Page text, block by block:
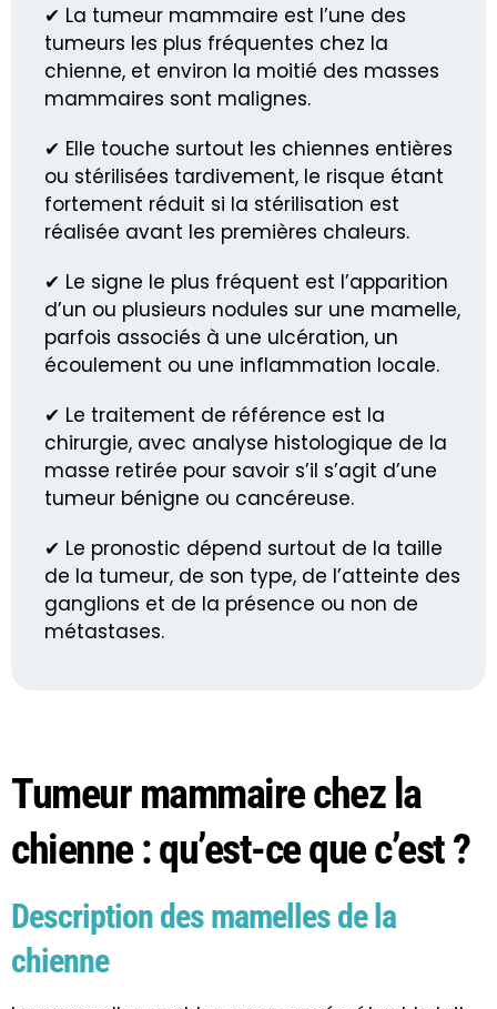
✔ La tumeur mammaire est l’une des
tumeurs les plus fréquentes chez la
chienne, et environ la moitié des masses
mammaires sont malignes.
✔ Elle touche surtout les chiennes entières
ou stérilisées tardivement, le risque étant
fortement réduit si la stérilisation est
réalisée avant les premières chaleurs.
✔ Le signe le plus fréquent est l’apparition
d’un ou plusieurs nodules sur une mamelle,
parfois associés à une ulcération, un
écoulement ou une inflammation locale.
✔ Le traitement de référence est la
chirurgie, avec analyse histologique de la
masse retirée pour savoir s’il s’agit d’une
tumeur bénigne ou cancéreuse.
✔ Le pronostic dépend surtout de la taille
de la tumeur, de son type, de l’atteinte des
ganglions et de la présence ou non de
métastases.
Tumeur mammaire chez la
chienne : qu’est-ce que c’est ?
Description des mamelles de la
chienne